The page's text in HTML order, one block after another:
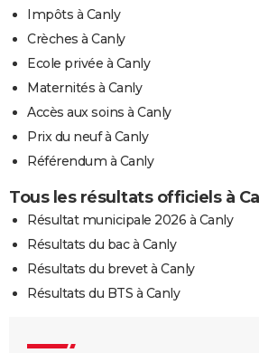
Impôts à Canly
Crèches à Canly
Ecole privée à Canly
Maternités à Canly
Accès aux soins à Canly
Prix du neuf à Canly
Référendum à Canly
Tous les résultats officiels à
Résultat municipale 2026 à Canly
Résultats du bac à Canly
Résultats du brevet à Canly
Résultats du BTS à Canly